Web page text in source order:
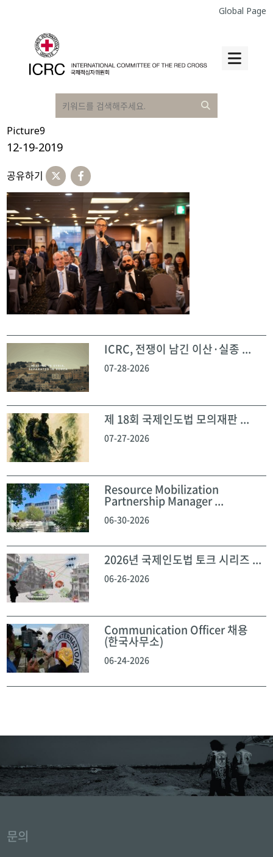
Global Page
Picture9
12-19-2019
공유하기
ICRC, 전쟁이 남긴 이산·실종 ...
07-28-2026
제 18회 국제인도법 모의재판 ...
07-27-2026
Resource Mobilization
Partnership Manager ...
06-30-2026
2026년 국제인도법 토크 시리즈 ...
06-26-2026
Communication Officer 채용
(한국사무소)
06-24-2026
문의